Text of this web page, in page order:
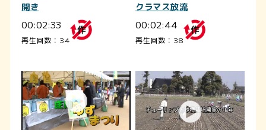
開き
00:02:33
再生回数：34
クラマス放流
00:02:44
再生回数：38